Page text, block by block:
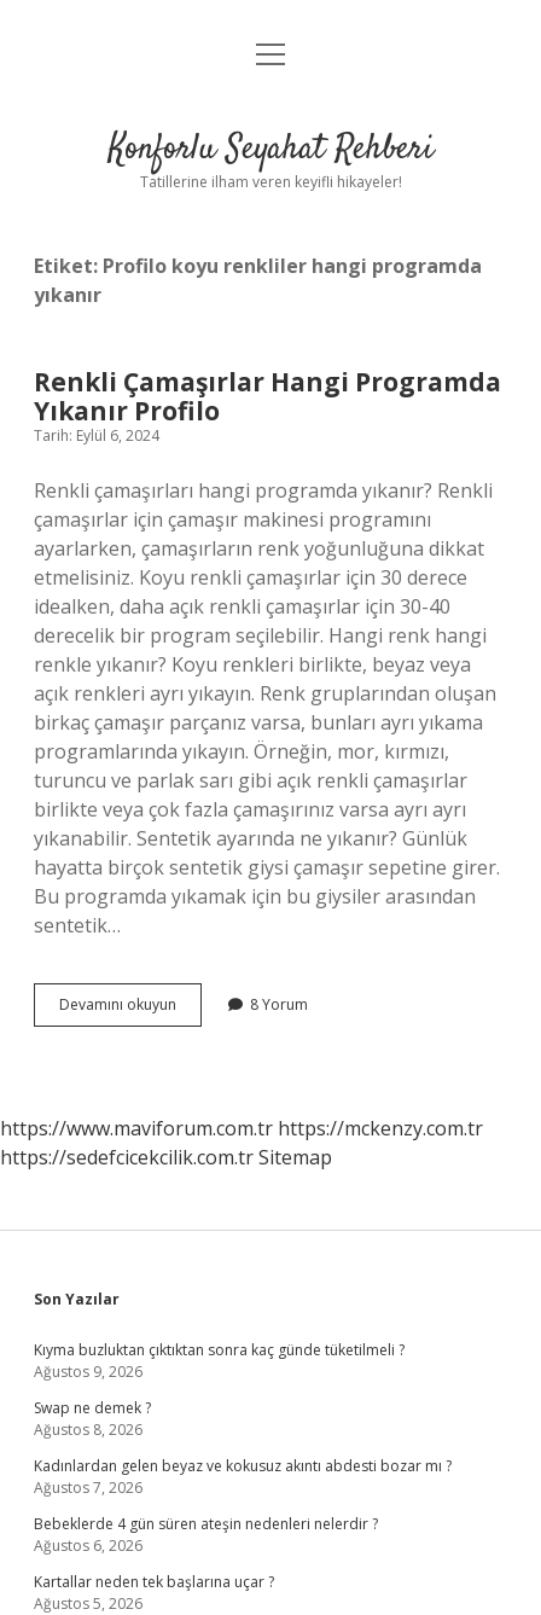
Anasayfa
Yasal Uyarı
menüyü
Konforlu Seyahat Rehberi
Tatillerine ilham veren keyifli hikayeler!
Etiket: Profilo koyu renkliler hangi programda
yıkanır
Renkli Çamaşırlar Hangi Programda
Yıkanır Profilo
Tarih: Eylül 6, 2024
Renkli çamaşırları hangi programda yıkanır? Renkli
çamaşırlar için çamaşır makinesi programını
ayarlarken, çamaşırların renk yoğunluğuna dikkat
etmelisiniz. Koyu renkli çamaşırlar için 30 derece
idealken, daha açık renkli çamaşırlar için 30-40
derecelik bir program seçilebilir. Hangi renk hangi
renkle yıkanır? Koyu renkleri birlikte, beyaz veya
açık renkleri ayrı yıkayın. Renk gruplarından oluşan
birkaç çamaşır parçanız varsa, bunları ayrı yıkama
programlarında yıkayın. Örneğin, mor, kırmızı,
turuncu ve parlak sarı gibi açık renkli çamaşırlar
birlikte veya çok fazla çamaşırınız varsa ayrı ayrı
yıkanabilir. Sentetik ayarında ne yıkanır? Günlük
hayatta birçok sentetik giysi çamaşır sepetine girer.
Bu programda yıkamak için bu giysiler arasından
sentetik…
Devamını okuyun
Çamaşırlar
8 Yorum
https://www.maviforum.com.tr https://mckenzy.com.tr
https://sedefcicekcilik.com.trSitemap
Sidebar
Son Yazılar
Kıyma buzluktan çıktıktan sonra kaç günde tüketilmeli ?
Ağustos 9, 2026
Swap ne demek ?
Ağustos 8, 2026
Kadınlardan gelen beyaz ve kokusuz akıntı abdesti bozar mı ?
Ağustos 7, 2026
Bebeklerde 4 gün süren ateşin nedenleri nelerdir ?
Ağustos 6, 2026
Kartallar neden tek başlarına uçar ?
Ağustos 5, 2026